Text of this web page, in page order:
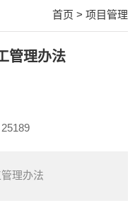
首页 > 项目管理
管理办法
25189
理办法